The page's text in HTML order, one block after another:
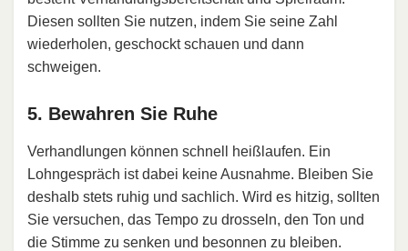
Diesen sollten Sie nutzen, indem Sie seine Zahl
wiederholen, geschockt schauen und dann
schweigen.
5. Bewahren Sie Ruhe
Verhandlungen können schnell heißlaufen. Ein
Lohngespräch ist dabei keine Ausnahme. Bleiben Sie
deshalb stets ruhig und sachlich. Wird es hitzig, sollten
Sie versuchen, das Tempo zu drosseln, den Ton und
die Stimme zu senken und besonnen zu bleiben.